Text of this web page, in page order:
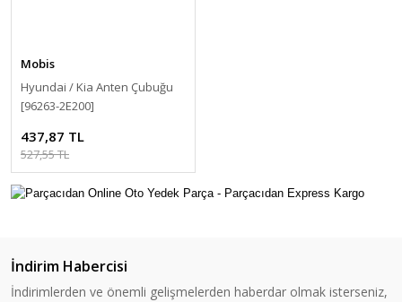
Mobis
Hyundai / Kia Anten Çubuğu
[96263-2E200]
437,87 TL
527,55 TL
İndirim Habercisi
İndirimlerden ve önemli gelişmelerden haberdar olmak isterseniz,